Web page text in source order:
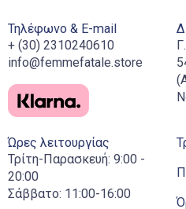
Τηλέφωνο & E-mail
+ (30) 2310240610
info@femmefatale.store
Ώρες λειτουργίας
Τρίτη-Παρασκευή: 9:00 -
20:00
Σάββατο: 11:00-16:00